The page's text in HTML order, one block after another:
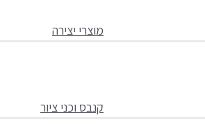
מוצרי יצירה
קנבס וכני ציור